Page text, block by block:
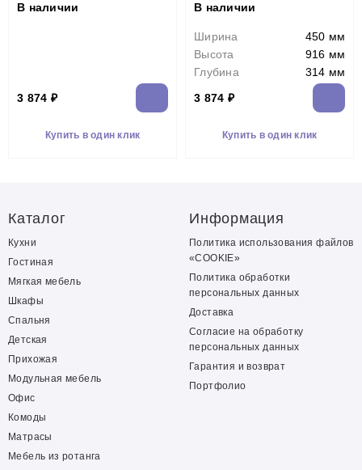
В наличии
3 874 ₽
Купить в один клик
В наличии
Ширина
450 мм
Высота
916 мм
Глубина
314 мм
3 874 ₽
Купить в один клик
Каталог
Кухни
Гостиная
Мягкая мебель
Шкафы
Спальня
Детская
Прихожая
Модульная мебель
Офис
Комоды
Матрасы
Мебель из ротанга
Информация
Политика использования файлов
«COOKIE»
Политика обработки
персональных данных
Доставка
Согласие на обработку
персональных данных
Гарантия и возврат
Портфолио